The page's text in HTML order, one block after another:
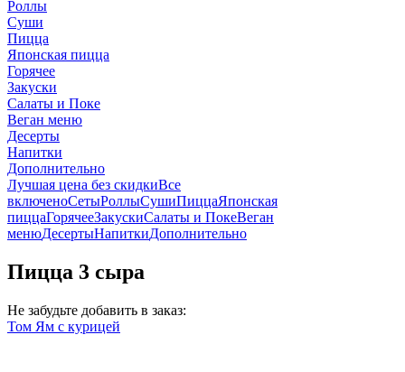
Роллы
Суши
Пицца
Японская пицца
Горячее
Закуски
Салаты и Поке
Веган меню
Десерты
Напитки
Дополнительно
Лучшая цена без скидкиВсе
включеноСетыРоллыСушиПиццаЯпонская
пиццаГорячееЗакускиСалаты и ПокеВеган
менюДесертыНапиткиДополнительно
Пицца 3 сыра
Не забудьте добавить в заказ:
Том Ям с курицей